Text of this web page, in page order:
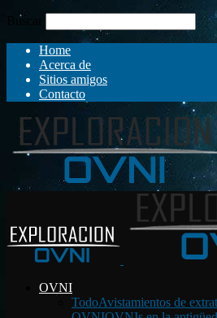
Buscar
Home
Acerca de
Sitios amigos
Contacto
OVNI
TodoAvistamientos de